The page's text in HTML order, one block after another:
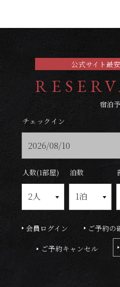
宿泊
公式サイト最
チェックイン
人数(1部屋)
泊数
会員ログイン ご予約の
ご予約キャンセル